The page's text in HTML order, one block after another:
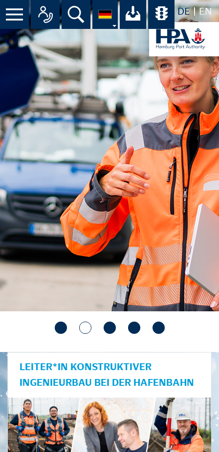
DE EN
Suche Ihr Download-
LEITER*IN KONSTRUKTIVER
INGENIEURBAU BEI DER HAFENBAHN